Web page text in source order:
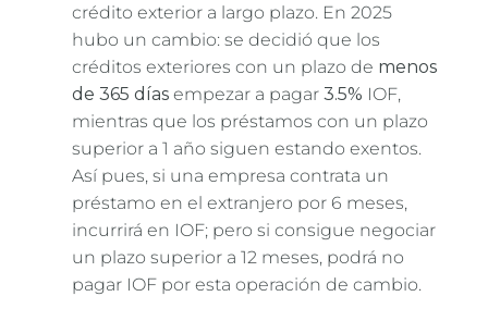
crédito exterior a largo plazo. En 2025
hubo un cambio: se decidió que los
créditos exteriores con un plazo de menos
de 365 díasempezar a pagar 3.5% IOF,
mientras que los préstamos con un plazo
superior a 1 año siguen estando exentos.
Así pues, si una empresa contrata un
préstamo en el extranjero por 6 meses,
incurrirá en IOF; pero si consigue negociar
un plazo superior a 12 meses, podrá no
pagar IOF por esta operación de cambio.